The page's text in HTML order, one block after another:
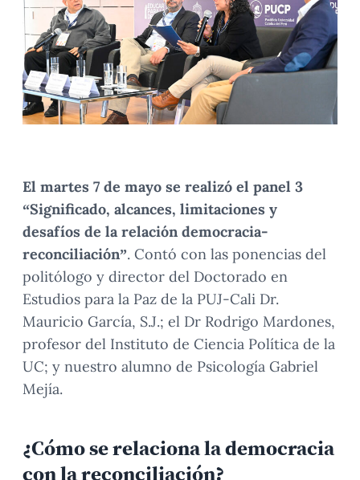
El martes 7 de mayo se realizó el panel 3
“Significado, alcances, limitaciones y
desafíos de la relación democracia-
reconciliación”. Contó con las ponencias del
politólogo y director del Doctorado en
Estudios para la Paz de la PUJ-Cali Dr.
Mauricio García, S.J.; el Dr Rodrigo Mardones,
profesor del Instituto de Ciencia Política de la
UC; y nuestro alumno de Psicología Gabriel
Mejía.
¿Cómo se relaciona la democracia
con la reconciliación?